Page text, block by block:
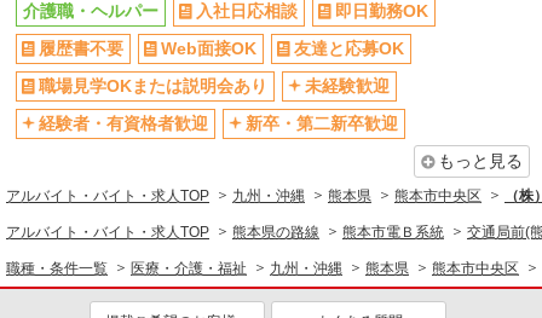
介護職・ヘルパー 入社日応相談
即日勤務OK
履歴書不要
Web面接OK
友達と応募OK
職場見学OKまたは説明会あり
未経験歓迎
経験者・有資格者歓迎
新卒・第二新卒歓迎
もっと見る
アルバイト・バイト・求人TOP 九州・沖縄 熊本県 熊本市中央区 （
アルバイト・バイト・求人TOP 熊本県の路線 熊本市電Ｂ系統 交通局前(
職種・条件一覧 医療・介護・福祉 九州・沖縄 熊本県 熊本市中央区